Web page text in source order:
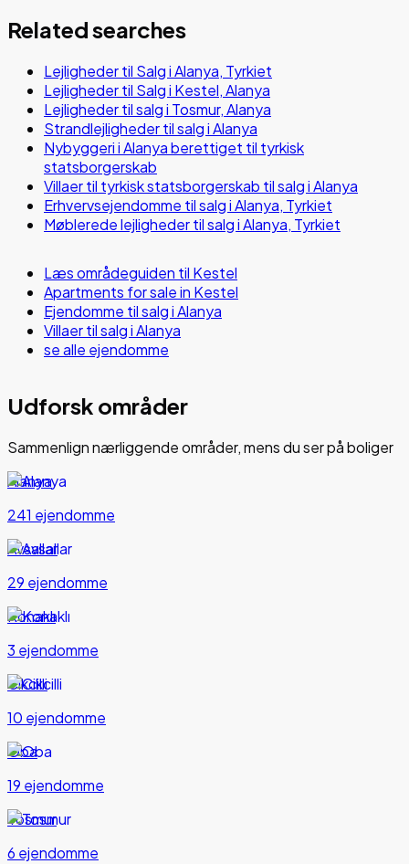
Related searches
Lejligheder til Salg i Alanya, Tyrkiet
Lejligheder til Salg i Kestel, Alanya
Lejligheder til salg i Tosmur, Alanya
Strandlejligheder til salg i Alanya
Nybyggeri i Alanya berettiget til tyrkisk
statsborgerskab
Villaer til tyrkisk statsborgerskab til salg i Alanya
Erhvervsejendomme til salg i Alanya, Tyrkiet
Møblerede lejligheder til salg i Alanya, Tyrkiet
Læs områdeguiden til Kestel
Apartments for sale in Kestel
Ejendomme til salg i Alanya
Villaer til salg i Alanya
se alle ejendomme
Udforsk områder
Sammenlign nærliggende områder, mens du ser på boliger
Alanya
241 ejendomme
Avsallar
29 ejendomme
Konaklı
3 ejendomme
Cikcilli
10 ejendomme
Oba
19 ejendomme
Tosmur
6 ejendomme